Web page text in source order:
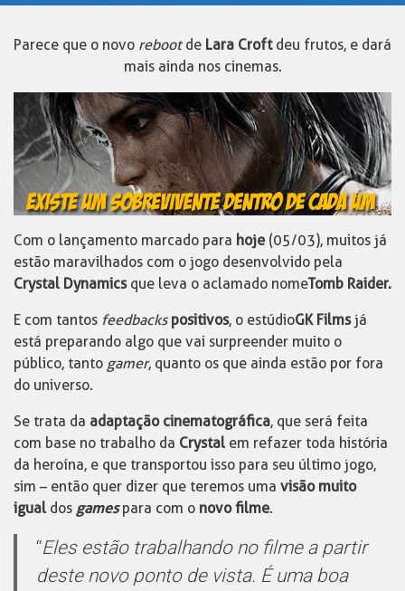
Parece que o novo rebootde Lara Croftdeu frutos, e dará
mais ainda nos cinemas.
Com o lançamento marcado para hoje(05/03), muitos já
estão maravilhados com o jogo desenvolvido pela
Crystal Dynamicsque leva o aclamado nomeTomb Raider.
E com tantos feedbacks positivos, o estúdioGK Filmsjá
está preparando algo que vai surpreender muito o
público, tanto gamer, quanto os que ainda estão por fora
do universo.
Se trata da adaptação cinematográfica, que será feita
com base no trabalho da Crystal em refazer toda história
da heroína, e que transportou isso para seu último jogo,
sim – então quer dizer que teremos uma visão muito
igual dos gamespara com o novo filme.
“Eles estão trabalhando no filme a partir
deste novo ponto de vista. É uma boa